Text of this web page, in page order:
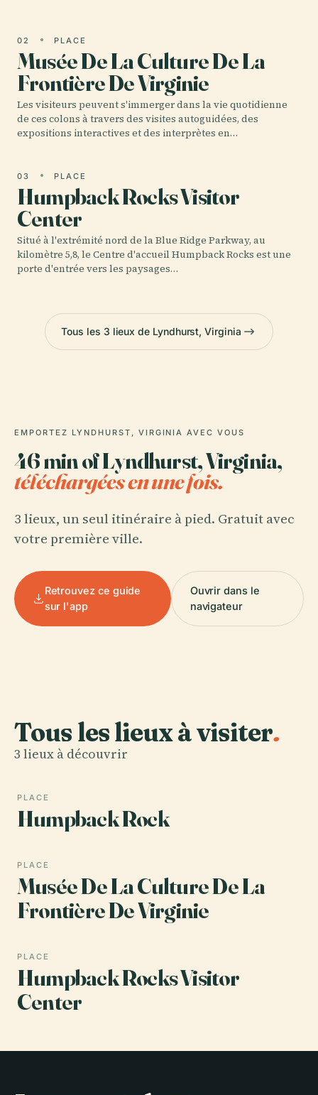
02 PLACE
Musée De La Culture De La
Frontière De Virginie
Les visiteurs peuvent s'immerger dans la vie quotidienne
de ces colons à travers des visites autoguidées, des
expositions interactives et des interprètes en…
03 PLACE
Humpback Rocks Visitor
Center
Situé à l'extrémité nord de la Blue Ridge Parkway, au
kilomètre 5,8, le Centre d'accueil Humpback Rocks est une
porte d'entrée vers les paysages…
Tous les 3 lieux de Lyndhurst, Virginia
EMPORTEZ LYNDHURST, VIRGINIA AVEC VOUS
46 min of Lyndhurst, Virginia,
téléchargées en une fois.
3 lieux, un seul itinéraire à pied. Gratuit avec
votre première ville.
Retrouvez ce guide
sur l'app
Ouvrir dans le
navigateur
Tous les lieux à visiter.
3 lieux à découvrir
PLACE
Humpback Rock
PLACE
Musée De La Culture De La
Frontière De Virginie
PLACE
Humpback Rocks Visitor
Center